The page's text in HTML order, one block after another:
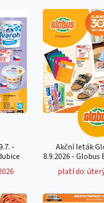
-
Akční leták
8.9.2026 -
platí do: